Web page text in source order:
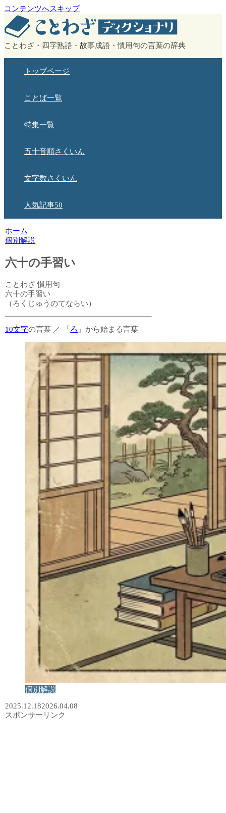
コンテンツへスキップ
ことわざ・四字熟語・故事成語・慣用句の言葉の辞典
トップページ
ことば一覧
特集一覧
五十音順さくいん
文字数さくいん
人気記事50
ホーム
個別解説
六十の手習い
ことわざ 慣用句
六十の手習い
（ろくじゅうのてならい）
10文字の言葉 ／ 「 ろ 」から始まる言葉
個別解説
2025.12.182026.04.08
スポンサーリンク